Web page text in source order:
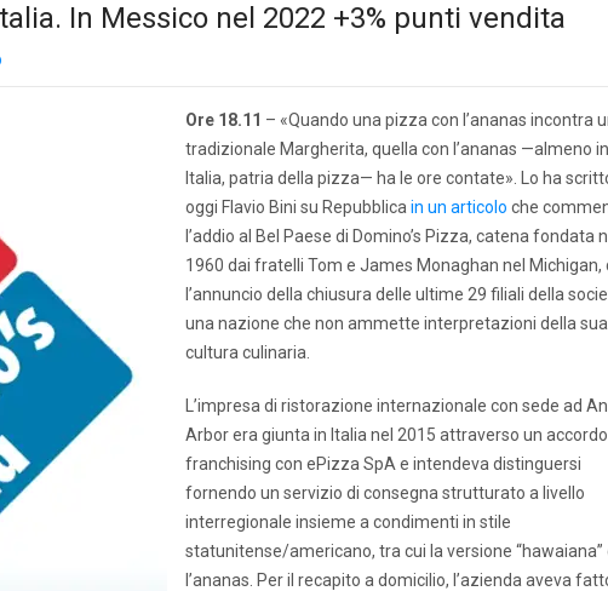
In Messico nel 2022 +3% punti vendita
Ore 18.11 – «Quando una pizza con l’ananas incontra
tradizionale Margherita, quella con l’ananas —almeno in
Italia, patria della pizza— ha le ore contate». Lo ha
oggi Flavio Bini su Repubblica in un articolo che
l’addio al Bel Paese di Domino’s Pizza, catena fondata
1960 dai fratelli Tom e James Monaghan nel Michigan,
l’annuncio della chiusura delle ultime 29 filiali della
una nazione che non ammette interpretazioni della sua
cultura culinaria.
L’impresa di ristorazione internazionale con sede ad
Arbor era giunta in Italia nel 2015 attraverso un
franchising con ePizza SpA e intendeva distinguersi
fornendo un servizio di consegna strutturato a livello
interregionale insieme a condimenti in stile
statunitense/americano, tra cui la versione “hawaiana”
l’ananas. Per il recapito a domicilio, l’azienda aveva